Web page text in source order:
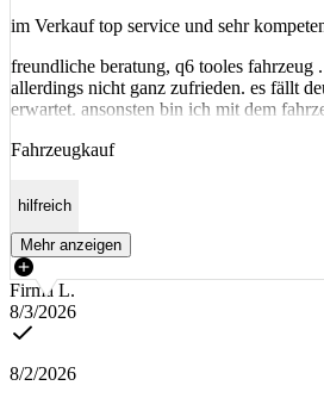
im Verkauf top service und sehr
freundliche beratung, q6 tooles fahrzeug
allerdings nicht ganz zufrieden. es fällt
erwartet. ansonsten bin ich mit dem
Fahrzeugkauf
hilfreich
Mehr anzeigen
Firma L.
8/3/2026
8/2/2026